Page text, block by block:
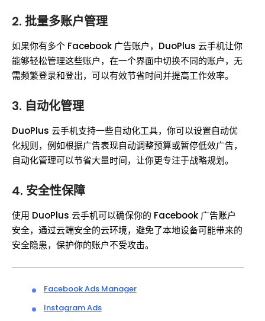
2. 批量多账户管理
如果你有多个 Facebook 广告账户，DuoPlus 云手机让你
能够轻松管理这些账户，在一个界面中切换不同的账户，无
需频繁登录和登出，可以有效节省时间并提高工作效率。
3. 自动化管理
DuoPlus 云手机支持一些自动化工具，你可以设置自动优
化规则，例如根据广告表现自动调整预算或暂停低效广告，
自动化管理可以节省大量时间，让你更专注于战略规划。
4. 安全性保障
使用 DuoPlus 云手机可以确保你的 Facebook 广告账户
安全，通过云端安全的云环境，避免了本地设备可能带来的
安全隐患，保护你的账户不受攻击。
Facebook Ads Manager
Instagram Ads